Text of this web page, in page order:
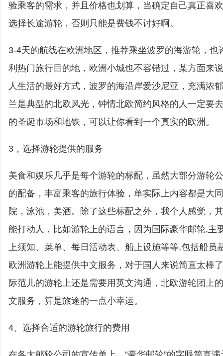
验乘客的需求，并且价格也划算，当确定自己真正喜
选择长途游轮，否则只能是费钱不讨好啊。
3-4天的航线在欧洲地区，推荐乘坐波罗的海游轮，也
利热门旅行目的地，欧洲小城也不容错过，某方面来
人生活的最好方式，波罗的海沿岸爱沙尼亚，充满浓
兰是典型的北欧风光，钟情北欧简约风格的人一定要
的圣诞市场和地铁，可以让你看到一个真实的欧洲。
3，选择游轮提供的服务
美食和娱乐几乎是每个游轮的标配，虽然大部分游轮
的配备，丰富乘客的旅行体验，单实际上内容都是大
院，泳池，美酒。除了这些标配之外，我个人感觉，
能打动人，比如游轮上的语言，因为国际豪华邮轮,主
上须知、菜单、每日活动表、船上设施等等,包括船员
欧洲游轮上能提供中文服务，对于国人来说简直太棒
际范儿的游轮上还是需要用英文沟通，北欧游轮团上
文服务，算是旅途的一点小幸运。
4、选择合适的游轮旅行的费用